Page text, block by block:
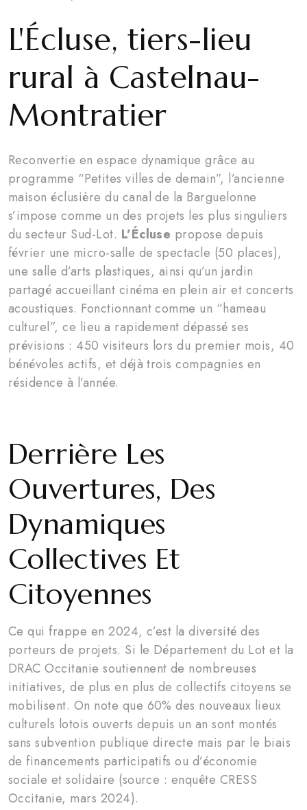
L'Écluse, tiers-lieu
rural à Castelnau-
Montratier
Reconvertie en espace dynamique grâce au
programme “Petites villes de demain”, l’ancienne
maison éclusière du canal de la Barguelonne
s’impose comme un des projets les plus singuliers
du secteur Sud-Lot. L’Écluse propose depuis
février une micro-salle de spectacle (50 places),
une salle d’arts plastiques, ainsi qu’un jardin
partagé accueillant cinéma en plein air et concerts
acoustiques. Fonctionnant comme un “hameau
culturel”, ce lieu a rapidement dépassé ses
prévisions : 450 visiteurs lors du premier mois, 40
bénévoles actifs, et déjà trois compagnies en
résidence à l’année.
Derrière Les
Ouvertures, Des
Dynamiques
Collectives Et
Citoyennes
Ce qui frappe en 2024, c’est la diversité des
porteurs de projets. Si le Département du Lot et la
DRAC Occitanie soutiennent de nombreuses
initiatives, de plus en plus de collectifs citoyens se
mobilisent. On note que 60% des nouveaux lieux
culturels lotois ouverts depuis un an sont montés
sans subvention publique directe mais par le biais
de financements participatifs ou d’économie
sociale et solidaire (source : enquête CRESS
Occitanie, mars 2024).